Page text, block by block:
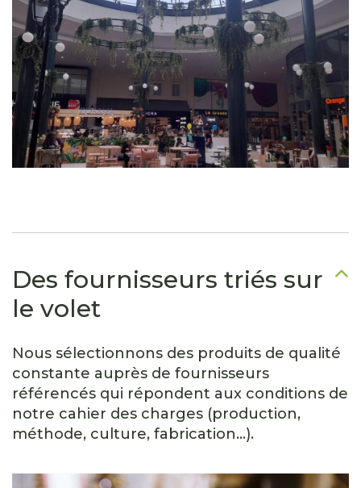
Des fournisseurs triés sur
le volet
Nous sélectionnons des produits de qualité
constante auprès de fournisseurs
référencés qui répondent aux conditions de
notre cahier des charges (production,
méthode, culture, fabrication…).